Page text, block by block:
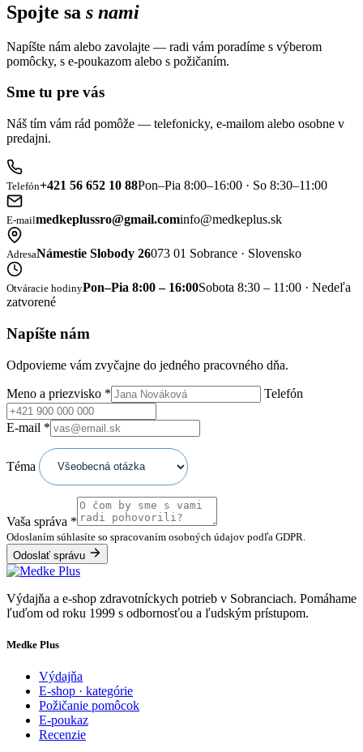
Spojte sa s nami
Napíšte nám alebo zavolajte — radi vám poradíme s výberom
pomôcky, s e-poukazom alebo s požičaním.
Sme tu pre vás
Náš tím vám rád pomôže — telefonicky, e-mailom alebo osobne v
predajni.
Telefón+421 56 652 10 88Pon–Pia 8:00–16:00 · So 8:30–11:00
E-mailmedkeplussro@gmail.cominfo@medkeplus.sk
AdresaNámestie Slobody 26073 01 Sobrance · Slovensko
Otváracie hodinyPon–Pia 8:00 – 16:00Sobota 8:30 – 11:00 · Nedeľa
zatvorené
Napíšte nám
Odpovieme vám zvyčajne do jedného pracovného dňa.
Meno a priezvisko * Telefón
E-mail *
Téma
Vaša správa *
Odoslaním súhlasíte so spracovaním osobných údajov podľa GDPR.
Odoslať správu
Výdajňa a e-shop zdravotníckych potrieb v Sobranciach. Pomáhame
ľuďom od roku 1999 s odbornosťou a ľudským prístupom.
Medke Plus
Výdajňa
E-shop · kategórie
Požičanie pomôcok
E-poukaz
Recenzie